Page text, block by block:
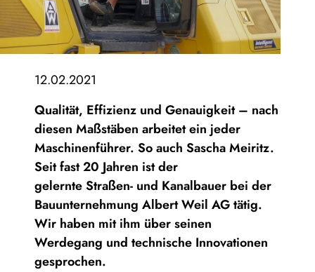
12.02.2021
Qualität, Effizienz und Genauigkeit – nach
diesen Maßstäben arbeitet ein jeder
Maschinenführer. So auch Sascha Meiritz.
Seit fast 20 Jahren ist der
gelernte Straßen- und Kanalbauer bei der
Bauunternehmung Albert Weil AG tätig.
Wir haben mit ihm über seinen
Werdegang und technische Innovationen
gesprochen.